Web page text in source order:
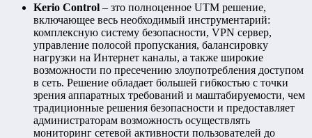
Kerio Control – зто полноценное UTM решение,
включающее весь необходимый инструментарий:
комплексную систему безопасности, VPN сервер,
управление полосой пропускания, балансировку
нагрузки на Интернет каналы, а также широкие
возможности по пресечению злоупотребления доступом
в сеть. Решение обладает большей гибкостью с точки
зрения аппаратных требований и маштабируемости, чем
традиционные решения безопасности и предоставляет
администраторам возможность осуществлять
мониторинг сетевой активности пользователей до